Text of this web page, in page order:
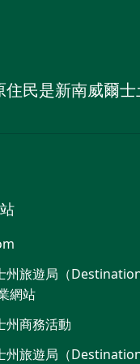
民是新南威爾
州旅遊局（
網站
州商務活動
州旅遊局（